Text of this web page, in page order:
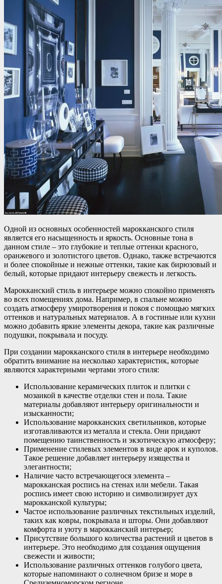
Одной из основных особенностей марокканского стиля
является его насыщенность и яркость. Основные тона в
данном стиле – это глубокие и теплые оттенки красного,
оранжевого и золотистого цветов. Однако, также встречаются
и более спокойные и нежные оттенки, такие как бирюзовый и
белый, которые придают интерьеру свежесть и легкость.
Марокканский стиль в интерьере можно спокойно применять
во всех помещениях дома. Например, в спальне можно
создать атмосферу умиротворения и покоя с помощью мягких
оттенков и натуральных материалов. А в гостиные или кухни
можно добавить яркие элементы декора, такие как различные
подушки, покрывала и посуду.
При создании марокканского стиля в интерьере необходимо
обратить внимание на несколько характеристик, которые
являются характерными чертами этого стиля:
Использование керамических плиток и плитки с
мозаикой в качестве отделки стен и пола. Такие
материалы добавляют интерьеру оригинальности и
изысканности;
Использование марокканских светильников, которые
изготавливаются из металла и стекла. Они придают
помещению таинственность и экзотическую атмосферу;
Применение стилевых элементов в виде арок и куполов.
Такое решение добавляет интерьеру изящества и
элегантности;
Наличие часто встречающегося элемента –
марокканская роспись на стенах или мебели. Такая
роспись имеет свою историю и символизирует дух
марокканской культуры;
Частое использование различных текстильных изделий,
таких как ковры, покрывала и шторы. Они добавляют
комфорта и уюту в марокканский интерьер;
Присутствие большого количества растений и цветов в
интерьере. Это необходимо для создания ощущения
свежести и живости;
Использование различных оттенков голубого цвета,
которые напоминают о солнечном бризе и море в